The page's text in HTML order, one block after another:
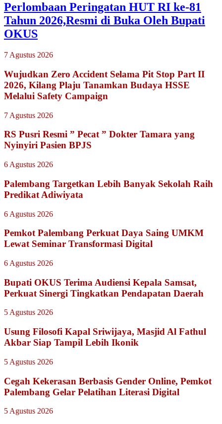
Perlombaan Peringatan HUT RI ke-81
Tahun 2026,Resmi di Buka Oleh Bupati
OKUS
7 Agustus 2026
Wujudkan Zero Accident Selama Pit Stop Part II
2026, Kilang Plaju Tanamkan Budaya HSSE
Melalui Safety Campaign
7 Agustus 2026
RS Pusri Resmi ” Pecat ” Dokter Tamara yang
Nyinyiri Pasien BPJS
6 Agustus 2026
Palembang Targetkan Lebih Banyak Sekolah Raih
Predikat Adiwiyata
6 Agustus 2026
Pemkot Palembang Perkuat Daya Saing UMKM
Lewat Seminar Transformasi Digital
6 Agustus 2026
Bupati OKUS Terima Audiensi Kepala Samsat,
Perkuat Sinergi Tingkatkan Pendapatan Daerah
5 Agustus 2026
Usung Filosofi Kapal Sriwijaya, Masjid Al Fathul
Akbar Siap Tampil Lebih Ikonik
5 Agustus 2026
Cegah Kekerasan Berbasis Gender Online, Pemkot
Palembang Gelar Pelatihan Literasi Digital
5 Agustus 2026